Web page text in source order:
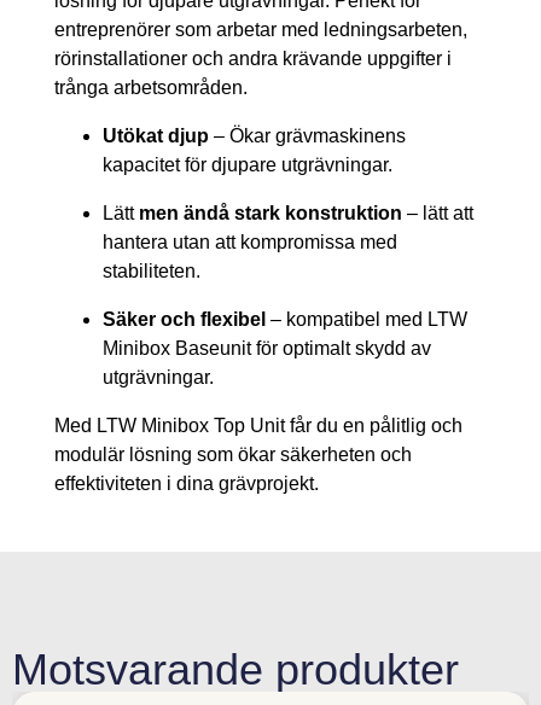
entreprenörer som arbetar med ledningsarbeten,
rörinstallationer och andra krävande uppgifter i
trånga arbetsområden.
Utökat djup – Ökar grävmaskinens
kapacitet för djupare utgrävningar.
Lätt men ändå stark konstruktion – lätt att
hantera utan att kompromissa med
stabiliteten.
Säker och flexibel – kompatibel med LTW
Minibox Baseunit för optimalt skydd av
utgrävningar.
Med LTW Minibox Top Unit får du en pålitlig och
modulär lösning som ökar säkerheten och
effektiviteten i dina grävprojekt.
Motsvarande produkter